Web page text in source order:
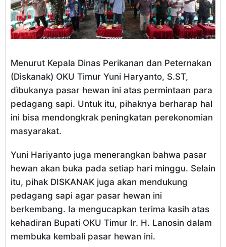
Menurut Kepala Dinas Perikanan dan Peternakan
(Dìskanak) OKU Timur Yuni Haryanto, S.ST,
dìbukanya pasar hewan ini atas permintaan para
pedagang sapi. Untuk itu, pihaknya berharap hal
ini bisa mendongkrak peningkatan perekonomian
masyarakat.
Yuni Hariyanto juga menerangkan bahwa pasar
hewan akan buka pada setiap hari minggu. Selain
itu, pihak DISKANAK juga akan mendukung
pedagang sapi agar pasar hewan ini
berkembang. Ia mengucapkan terima kasih atas
kehadiran Bupati OKU Timur Ir. H. Lanosin dalam
membuka kembali pasar hewan ini.